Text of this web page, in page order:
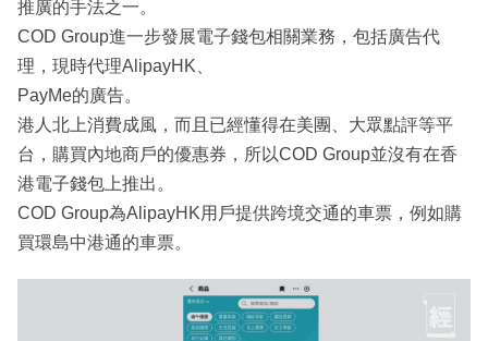
推廣的手法之一。
COD Group進一步發展電子錢包相關業務，包括廣告代
理，現時代理AlipayHK、
PayMe的廣告。
港人北上消費成風，而且已經懂得在美團、大眾點評等平
台，購買內地商戶的優惠券，所以COD Group並沒有在香
港電子錢包上推出。
COD Group為AlipayHK用戶提供跨境交通的車票，例如購
買環島中港通的車票。